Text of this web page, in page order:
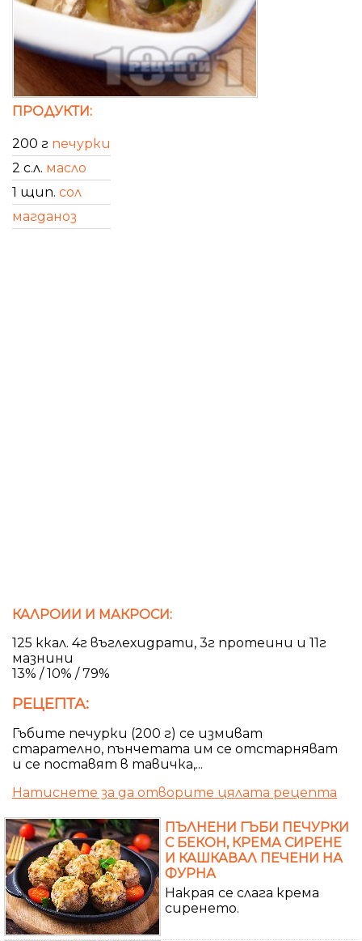
ПРОДУКТИ:
200 г печурки
2 с.л. масло
1 щип. сол
магданоз
КАЛРОИИ И МАКРОСИ:
125 ккал. 4г въглехидрати, 3г протеини и 11г
мазнини
13% / 10% / 79%
РЕЦЕПТА:
Гъбите печурки (200 г) се измиват
старателно, пънчетата им се отстарняват
и се поставят в тавичка,...
Натиснете за да отворите цялата рецепта
ПЪЛНЕНИ ГЪБИ ПЕЧУРКИ
С БЕКОН, КРЕМА СИРЕНЕ
И КАШКАВАЛ ПЕЧЕНИ НА
ФУРНА
Накрая се слага крема
сиренето.